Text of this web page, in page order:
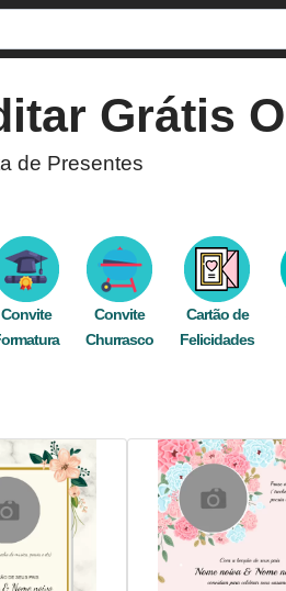
Grátis
de Presentes
criar convites
imprima e espalhe a
,digital online,personalizado,
Convite
Convite
Churrasco
Cartão de
Felicidades